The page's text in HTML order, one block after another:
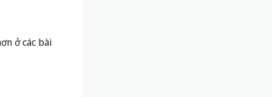
“Ví dụ”, “Ý
quá trình biến